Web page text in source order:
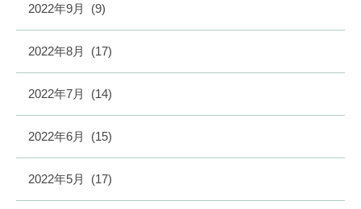
2022年9月 (9)
2022年8月 (17)
2022年7月 (14)
2022年6月 (15)
2022年5月 (17)